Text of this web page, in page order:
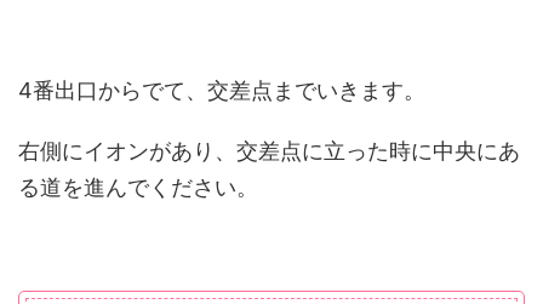
4番出口からでて、交差点までいきます。
右側にイオンがあり、交差点に立った時に中央にあ
る道を進んでください。